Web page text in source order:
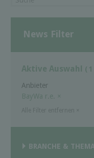
News Filter
Aktive Auswahl (
Anbieter
BayWa r.e.
×
BRANCHE &